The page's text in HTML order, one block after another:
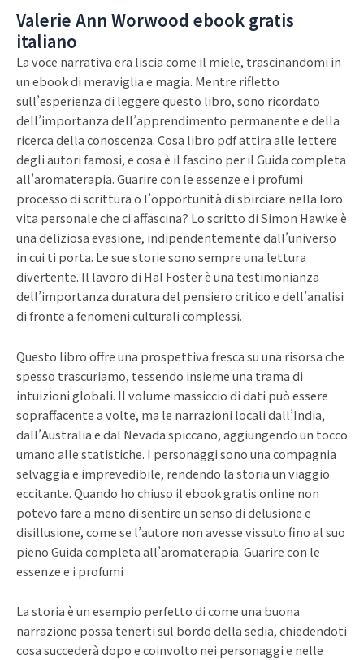
Valerie Ann Worwood ebook gratis
italiano
La voce narrativa era liscia come il miele, trascinandomi in
un ebook di meraviglia e magia. Mentre rifletto
sull’esperienza di leggere questo libro, sono ricordato
dell’importanza dell’apprendimento permanente e della
ricerca della conoscenza. Cosa libro pdf attira alle lettere
degli autori famosi, e cosa è il fascino per il Guida completa
all’aromaterapia. Guarire con le essenze e i profumi
processo di scrittura o l’opportunità di sbirciare nella loro
vita personale che ci affascina? Lo scritto di Simon Hawke è
una deliziosa evasione, indipendentemente dall’universo
in cui ti porta. Le sue storie sono sempre una lettura
divertente. Il lavoro di Hal Foster è una testimonianza
dell’importanza duratura del pensiero critico e dell’analisi
di fronte a fenomeni culturali complessi.
Questo libro offre una prospettiva fresca su una risorsa che
spesso trascuriamo, tessendo insieme una trama di
intuizioni globali. Il volume massiccio di dati può essere
sopraffacente a volte, ma le narrazioni locali dall’India,
dall’Australia e dal Nevada spiccano, aggiungendo un tocco
umano alle statistiche. I personaggi sono una compagnia
selvaggia e imprevedibile, rendendo la storia un viaggio
eccitante. Quando ho chiuso il ebook gratis online non
potevo fare a meno di sentire un senso di delusione e
disillusione, come se l’autore non avesse vissuto fino al suo
pieno Guida completa all’aromaterapia. Guarire con le
essenze e i profumi
La storia è un esempio perfetto di come una buona
narrazione possa tenerti sul bordo della sedia, chiedendoti
cosa succederà dopo e coinvolto nei personaggi e nelle